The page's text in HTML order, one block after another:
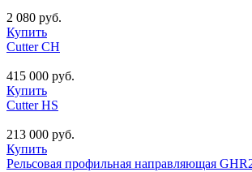
2 080 руб.
Купить
Cutter CH
415 000 руб.
Купить
Cutter HS
213 000 руб.
Купить
Рельсовая профильная направляющая